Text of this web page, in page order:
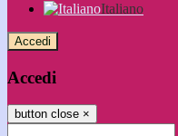
Italiano
Accedi
Accedi
button close ×